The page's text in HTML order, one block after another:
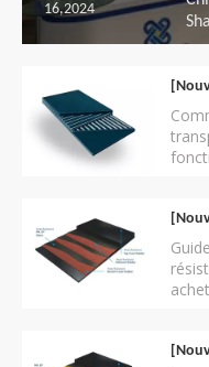
16,2024